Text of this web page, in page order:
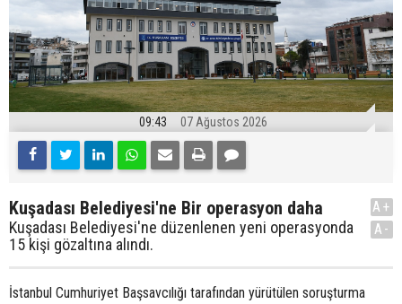
09:43 07 Ağustos 2026
Kuşadası Belediyesi'ne Bir operasyon daha
Kuşadası Belediyesi'ne düzenlenen yeni operasyonda
15 kişi gözaltına alındı.
A+
A-
İstanbul Cumhuriyet Başsavcılığı tarafından yürütülen soruşturma